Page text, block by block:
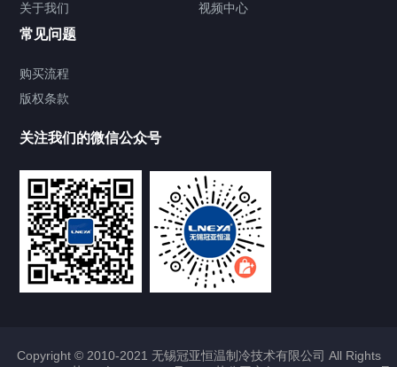
Chiller气体控温系统
Chamber试验箱
FREEZER低温箱
VOCs冷凝回收装置
关于我们
视频中心
常见问题
购买流程
版权条款
关注我们的微信公众号
Copyright © 2010-2021 无锡冠亚恒温制冷技术有限公司 All Rights